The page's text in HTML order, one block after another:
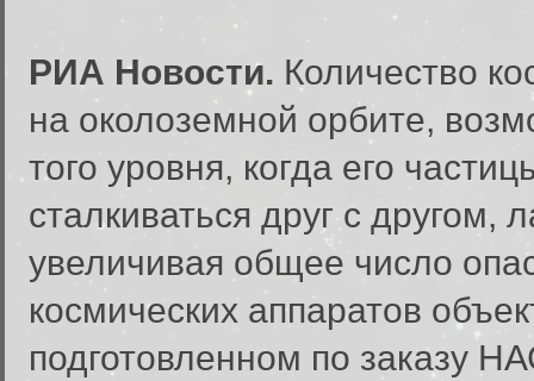
РИА Новости. Количество
на околоземной орбите,
того уровня, когда его
сталкиваться друг с другом,
увеличивая общее число
космических аппаратов
подготовленном по заказу